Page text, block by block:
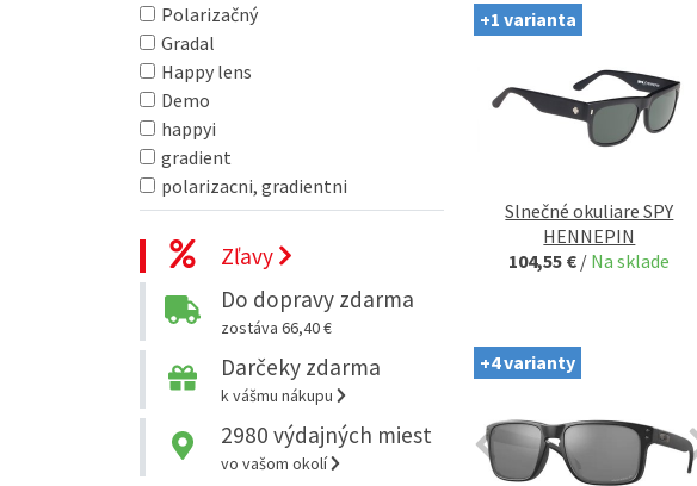
Polarizačný
Gradal
Happy lens
Demo
happyi
gradient
polarizacni, gradientni
Zľavy
Do dopravy zdarma
zostáva 66,40 €
Darčeky zdarma
k vášmu nákupu
2980 výdajných miest
vo vašom okolí
+1 varianta
Slnečné okuliare SPY
HENNEPIN
104,55 € / Na sklade
+4 varianty